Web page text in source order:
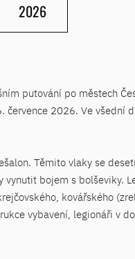
2026
putování po městech
2026. Ve všední
Těmito vlaky se
bojem s bolševiky.
kovářského
vybavení, legionáři v